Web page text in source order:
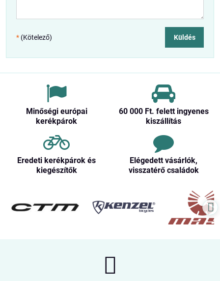
* (Kötelező) Küldés
Minőségi európai
kerékpárok
60 000 Ft​. felett ingyenes
kiszállítás
Eredeti kerékpárok és
kiegészítők
Elégedett vásárlók,
visszatérő családok